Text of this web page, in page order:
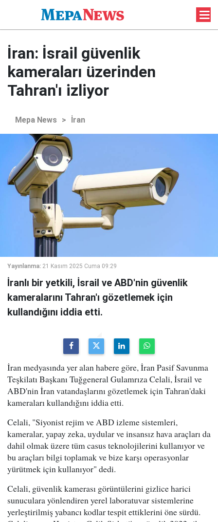
İran: İsrail güvenlik
kameraları üzerinden
Tahran'ı izliyor
Mepa News > İran
Yayınlanma: 21 Kasım 2025 Cuma 09:29
İranlı bir yetkili, İsrail ve ABD'nin güvenlik
kameralarını Tahran'ı gözetlemek için
kullandığını iddia etti.
İran medyasında yer alan habere göre, İran Pasif Savunma
Teşkilatı Başkanı Tuğgeneral Gulamrıza Celali, İsrail ve
ABD'nin İran vatandaşlarını gözetlemek için Tahran'daki
kameraları kullandığını iddia etti.
Celali, "Siyonist rejim ve ABD izleme sistemleri,
kameralar, yapay zeka, uydular ve insansız hava araçları da
dahil olmak üzere tüm casus teknolojilerini kullanıyor ve
bu araçları bilgi toplamak ve bize karşı operasyonlar
yürütmek için kullanıyor" dedi.
Celali, güvenlik kamerası görüntülerini gizlice harici
sunuculara yönlendiren yerel laboratuvar sistemlerine
yerleştirilmiş yabancı kodlar tespit ettiklerini öne sürdü.